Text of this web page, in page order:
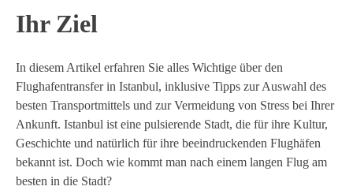
Ihr Ziel
In diesem Artikel erfahren Sie alles Wichtige über den
Flughafentransfer in Istanbul, inklusive Tipps zur Auswahl des
besten Transportmittels und zur Vermeidung von Stress bei Ihrer
Ankunft. Istanbul ist eine pulsierende Stadt, die für ihre Kultur,
Geschichte und natürlich für ihre beeindruckenden Flughäfen
bekannt ist. Doch wie kommt man nach einem langen Flug am
besten in die Stadt?